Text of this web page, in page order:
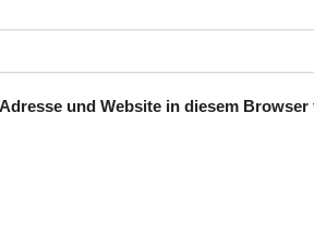
und Website in diesem